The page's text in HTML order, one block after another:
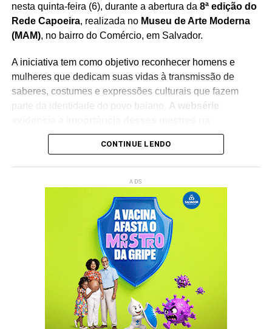
nesta quinta-feira (6), durante a abertura da 8ª edição do
Rede Capoeira, realizada no Museu de Arte Moderna
(MAM), no bairro do Comércio, em Salvador.
A iniciativa tem como objetivo reconhecer homens e
mulheres que dedicam suas vidas à transmissão de
saberes, costumes e expressões culturais que fazem
parte da identidade do povo baiano.
A websérie
preservação do patrimônio imaterial, reforçando o
papel da cultura popular na construção da memória
O lançamento integra a programação doRede Capoeira
evento que reúne artistas, pesquisadores, representantes
de movimentos culturais e admiradores da cultura afro-
A cerimônia contará com a participação da
ministra da Cultura, Margareth Menezes
debate sobre políticas públicas voltadas à valorização
das manifestações culturais tradicionais.
Além de homenagear os protagonistas da cultura popular,
a produção busca ampliar a visibilidade do legado
CONTINUE LENDO
ADS